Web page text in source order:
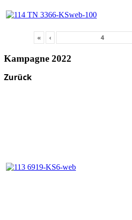
« ‹
Kampagne 2022
Zurück